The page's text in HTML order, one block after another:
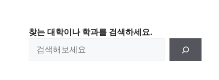
찾는 대학이나 학과를 검색하세요.